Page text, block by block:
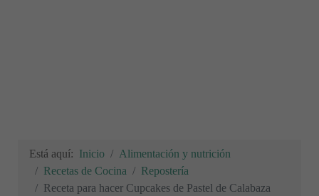
Está aquí: Inicio
Alimentación y nutrición
Recetas de Cocina
Repostería
Receta para hacer Cupcakes de Pastel de Calabaza